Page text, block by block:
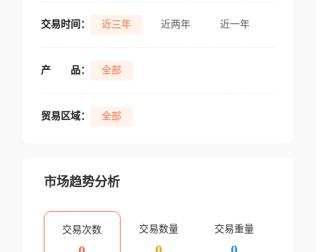
交易时间： 近三年 近两年 近一年
产 品： 全部
贸易区域： 全部
市场趋势分析
交易次数 交易数量 交易重量